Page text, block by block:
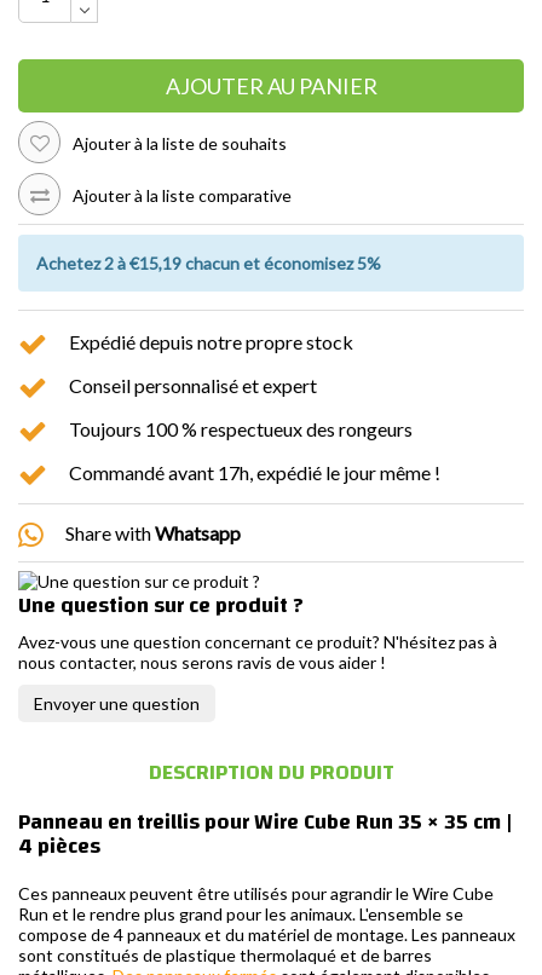
AJOUTER AU PANIER
Ajouter à la liste de souhaits
Ajouter à la liste comparative
Achetez 2 à €15,19 chacun et économisez 5%
Expédié depuis notre propre stock
Conseil personnalisé et expert
Toujours 100 % respectueux des rongeurs
Commandé avant 17h, expédié le jour même !
Share withWhatsapp
Une question sur ce produit ?
Avez-vous une question concernant ce produit? N'hésitez pas à
nous contacter, nous serons ravis de vous aider !
Envoyer une question
DESCRIPTION DU PRODUIT
Panneau en treillis pour Wire Cube Run 35 × 35 cm |
4 pièces
Ces panneaux peuvent être utilisés pour agrandir le Wire Cube
Run et le rendre plus grand pour les animaux. L'ensemble se
compose de 4 panneaux et du matériel de montage. Les panneaux
sont constitués de plastique thermolaqué et de barres